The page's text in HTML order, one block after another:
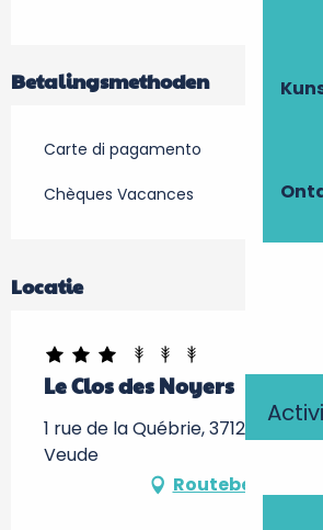
Betalingsmethoden
Carte di pagamento
Chèques Vacances
Locatie
Le Clos des Noyers
1 rue de la Québrie, 37120
Veude